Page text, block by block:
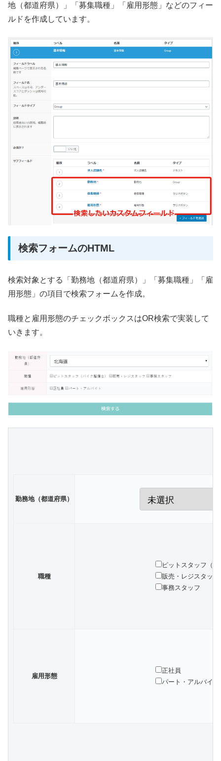
地（都道府県）」「募集職種」「雇用形態」などのフィー
ルドを作成しています。
検索フォームのHTML
検索対象とする「勤務地（都道府県）」「募集職種」「雇
用形態」の項目で検索フォームを作成。
職種と雇用形態のチェックボックスはOR検索で実装して
いきます。
勤務地（都道府県）
職種
ピットスタッフ（
販売・レジスタッフ
事務スタッフ
雇用形態
正社員
パート・アルバイト